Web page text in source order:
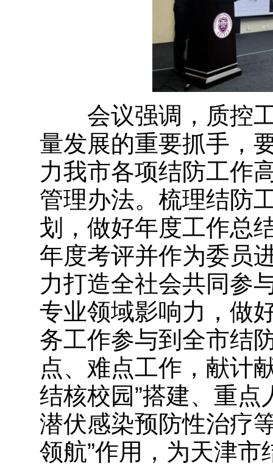
会议强调，质控工
量发展的重要抓手，
力我市各项结防工作
管理办法。梳理结防
划，做好年度工作总
年度考评并作为委员
力打造全社会共同参
专业领域影响力，做
务工作参与到全市结
点、难点工作，献计
结核校园”搭建、重
潜伏感染预防性治疗
领航”作用，为天津